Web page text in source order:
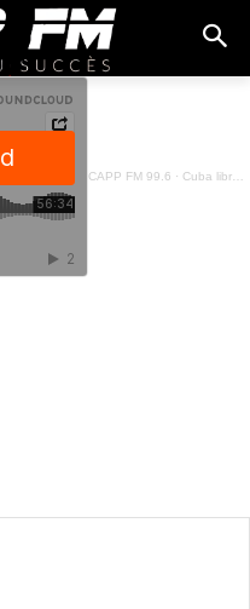
CAPP FM 99.6 · Cuba libre - 27 Mai 2023